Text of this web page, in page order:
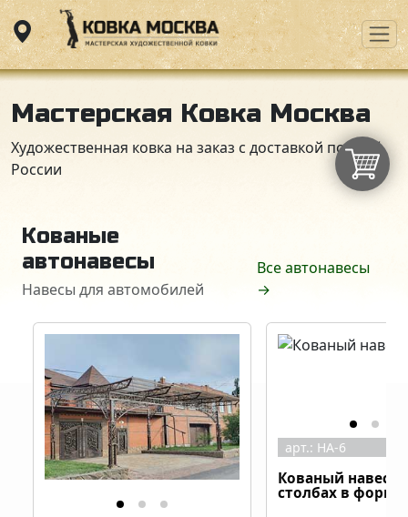
Мастерская Ковка Москва
Художественная ковка на заказ с доставкой по всей
России
Кованые
автонавесы
Навесы для автомобилей
Все автонавесы
→
арт.: НА-6
Кованый навес
столбах в форме